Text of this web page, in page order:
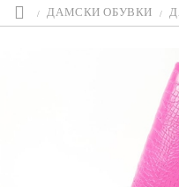
ДАМСКИ ОБУВКИ